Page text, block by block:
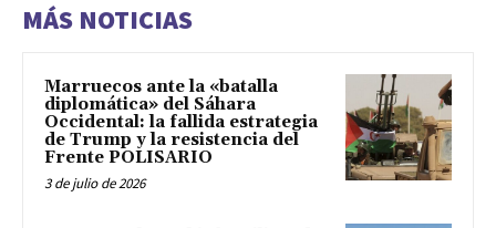
MÁS NOTICIAS
Marruecos ante la «batalla
diplomática» del Sáhara
Occidental: la fallida estrategia
de Trump y la resistencia del
Frente POLISARIO
3 de julio de 2026